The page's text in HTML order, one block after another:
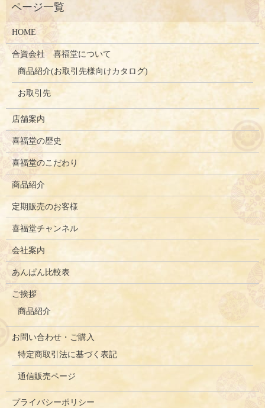
HOME
合資会社 喜福堂について
商品紹介(お取引先様向けカタログ)
お取引先
店舗案内
喜福堂の歴史
喜福堂のこだわり
商品紹介
定期販売のお客様
喜福堂チャンネル
会社案内
あんぱん比較表
ご挨拶
商品紹介
お問い合わせ・ご購入
特定商取引法に基づく表記
通信販売ページ
プライバシーポリシー